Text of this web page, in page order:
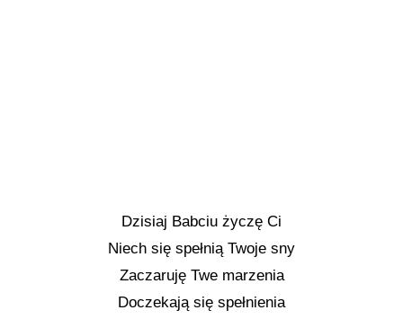
Dzisiaj Babciu życzę Ci
Niech się spełnią Twoje sny
Zaczaruję Twe marzenia
Doczekają się spełnienia